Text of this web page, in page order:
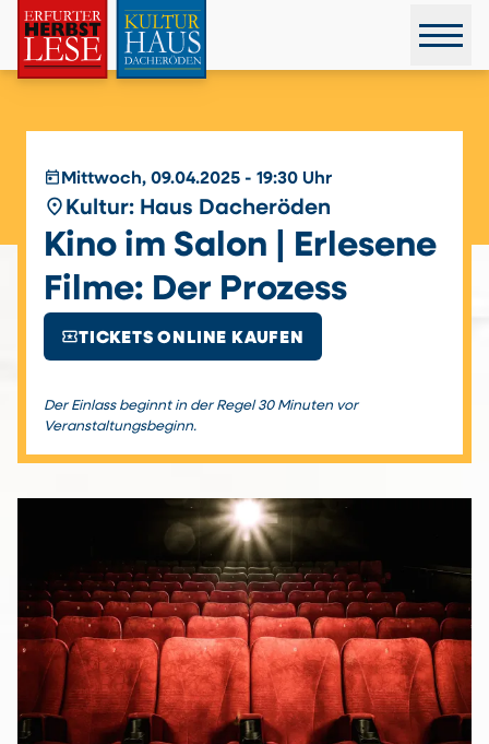
today Mittwoch, 09.04.2025 - 19:30 Uhr
place Kultur: Haus Dacheröden
Kino im Salon | Erlesene
Filme: Der Prozess
local_activityTICKETS ONLINE KAUFEN
Der Einlass beginnt in der Regel 30 Minuten vor
Veranstaltungsbeginn.